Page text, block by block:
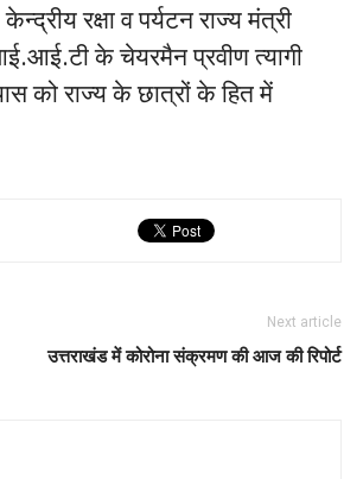
रक्षा व पर्यटन राज्य मंत्री
के चेयरमैन प्रवीण त्यागी
को राज्य के छात्रों के हित में
Next article
उत्तराखंड में कोरोना संक्रमण की आज की रिपोर्ट